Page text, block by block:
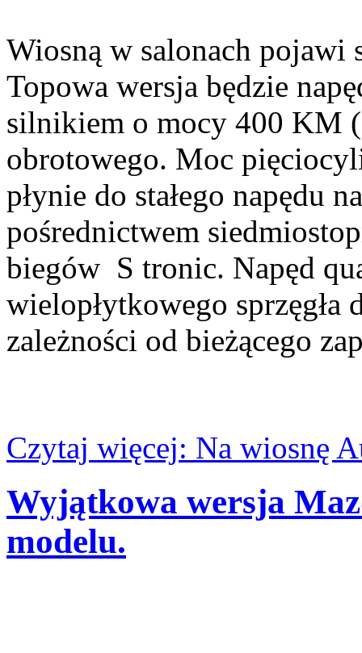
Wiosną w salonach
Topowa wersja będzie
silnikiem o mocy 400 KM
obrotowego. Moc
płynie do stałego napędu
pośrednictwem
biegów S tronic. Napęd
wielopłytkowego sprzęgła
zależności od bieżącego
Czytaj więcej: Na wiosnę
Wyjątkowa wersja
modelu.